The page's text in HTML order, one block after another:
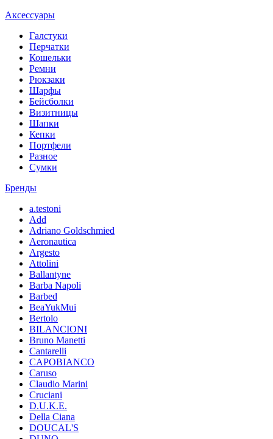
Аксессуары
Галстуки
Перчатки
Кошельки
Ремни
Рюкзаки
Шарфы
Бейсболки
Визитницы
Шапки
Кепки
Портфели
Разное
Сумки
Бренды
a.testoni
Add
Adriano Goldschmied
Aeronautica
Argesto
Attolini
Ballantyne
Barba Napoli
Barbed
BeaYukMui
Bertolo
BILANCIONI
Bruno Manetti
Cantarelli
CAPOBIANCO
Caruso
Claudio Marini
Cruciani
D.U.K.E.
Della Ciana
DOUCAL'S